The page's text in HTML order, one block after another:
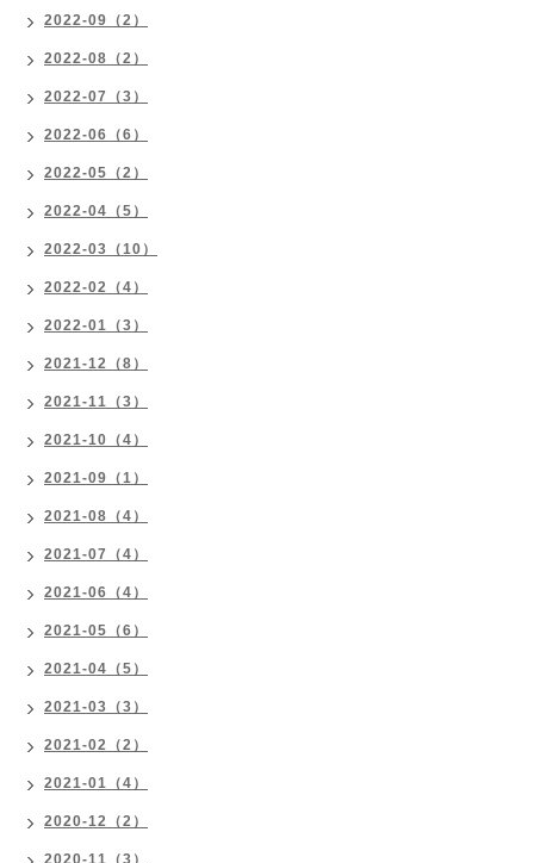
2022-09（2）
2022-08（2）
2022-07（3）
2022-06（6）
2022-05（2）
2022-04（5）
2022-03（10）
2022-02（4）
2022-01（3）
2021-12（8）
2021-11（3）
2021-10（4）
2021-09（1）
2021-08（4）
2021-07（4）
2021-06（4）
2021-05（6）
2021-04（5）
2021-03（3）
2021-02（2）
2021-01（4）
2020-12（2）
2020-11（3）